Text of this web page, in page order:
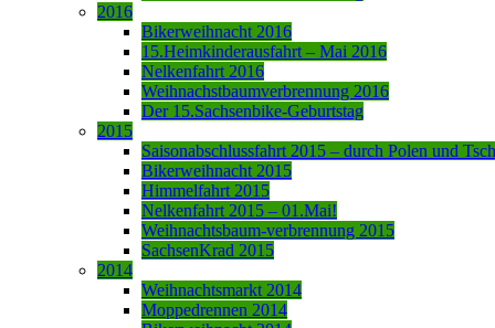
2016
Bikerweihnacht 2016
15.Heimkinderausfahrt – Mai 2016
Nelkenfahrt 2016
Weihnachstbaumverbrennung 2016
Der 15.Sachsenbike-Geburtstag
2015
Saisonabschlussfahrt 2015 – durch Polen und
Bikerweihnacht 2015
Himmelfahrt 2015
Nelkenfahrt 2015 – 01.Mai!
Weihnachtsbaum-verbrennung 2015
SachsenKrad 2015
2014
Weihnachtsmarkt 2014
Moppedrennen 2014